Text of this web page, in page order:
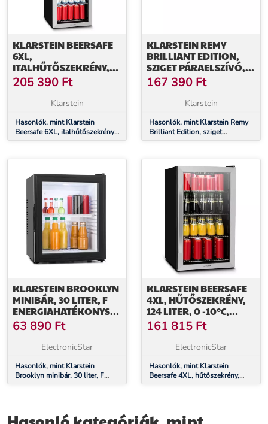
KLARSTEIN BEERSAFE
6XL,
ITALHŰTŐSZEKRÉNY,
201 LITER, 0 -10°C,
ÜVEG, G
ENERGIAHATÉKONYSÁGI
ROZSDAMENTES ACÉL
205 390 Ft
Klarstein
Hasonlók, mint Klarstein
Beersafe 6XL, italhűtőszekrény,
201 liter, 0 -10°C, üveg, G
rozsdamentes acél
KLARSTEIN REMY
BRILLIANT EDITION,
SZIGET PÁRAELSZÍVÓ,
90 CM, 609 M³/Ó, A
ENERGIAHATÉKONYSÁGI
OSZTÁLY, LED, ÜVEG,
167 390 Ft
Klarstein
Hasonlók, mint Klarstein Remy
Brilliant Edition, sziget
páraelszívó, 90 cm, 609 m³/ó, A
LED, üveg, nemesacél
KLARSTEIN BROOKLYN
MINIBÁR, 30 LITER, F
ENERGIAHATÉKONYSÁGI
OSZTÁLY, FEKETE, ÜVEG
63 890 Ft
ElectronicStar
Hasonlók, mint Klarstein
Brooklyn minibár, 30 liter, F
energiahatékonysági osztály,
KLARSTEIN BEERSAFE
4XL, HŰTŐSZEKRÉNY,
124 LITER, 0 -10°C,
ÜVEG, G
ENERGIAHATÉKONYSÁGI
OSZTÁLY,
161 815 Ft
ElectronicStar
Hasonlók, mint Klarstein
Beersafe 4XL, hűtőszekrény,
124 liter, 0 -10°C, üveg, G